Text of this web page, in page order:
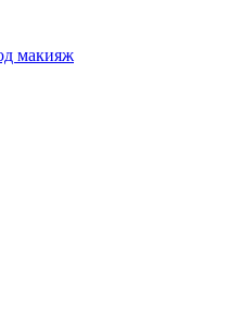
макияж